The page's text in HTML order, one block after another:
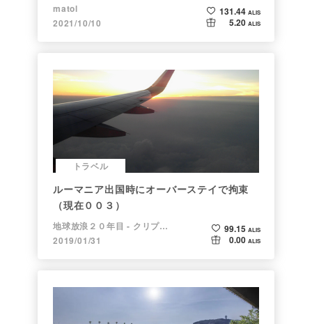
matol
2021/10/10
131.44 ALIS
5.20 ALIS
トラベル
ルーマニア出国時にオーバーステイで拘束
（現在００３）
地球放浪２０年目 - クリプトラベラー
2019/01/31
99.15 ALIS
0.00 ALIS